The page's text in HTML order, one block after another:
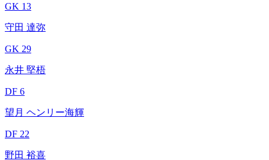
GK 13
守田 達弥
GK 29
永井 堅梧
DF 6
望月 ヘンリー海輝
DF 22
野田 裕喜